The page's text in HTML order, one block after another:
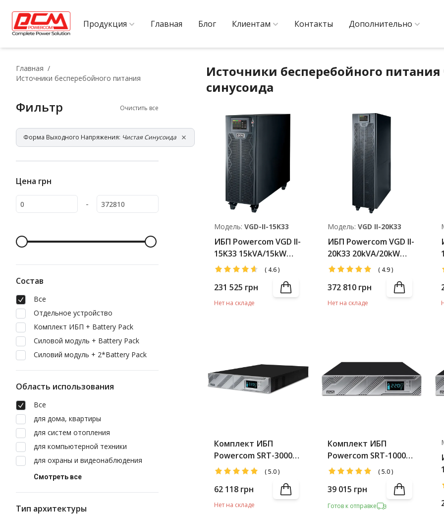
Продукция Главная Блог Клиентам Контакты Дополнительно
Главная
Источники бесперебойного питания
Фильтр Очистить все
Форма Выходного Напряжения: Чистая Синусоида
Цена грн
-
Состав
Все
Отдельное устройство
Комплект ИБП + Battery Pack
Силовой модуль + Battery Pack
Силовий модуль + 2*Battery Pack
Область использования
Все
для дома, квартиры
для систем отопления
для компьютерной техники
для охраны и видеонаблюдения
Смотреть все
Тип архитектуры
Источники бесперебойного питания
синусоида
Модель: VGD-II-15K33
ИБП Powercom VGD II-
15K33 15kVA/15kW
LCD (АКБ 40*7Ah)
( 4.6)
231 525 грн
Нет на складе
Модель: VGD II-20K33
ИБП Powercom VGD II-
20K33 20kVA/20kW
LCD (АКБ 40*12Ah)
( 4.9)
372 810 грн
Нет на складе
Комплект ИБП
Powercom SRT-3000A
LCD IEC + Battery Pack
(5.0)
62 118 грн
Нет на складе
Комплект ИБП
Powercom SRT-1000XL
LCD IEC + Battery Pack
(5.0)
39 015 грн
Готов к отправке